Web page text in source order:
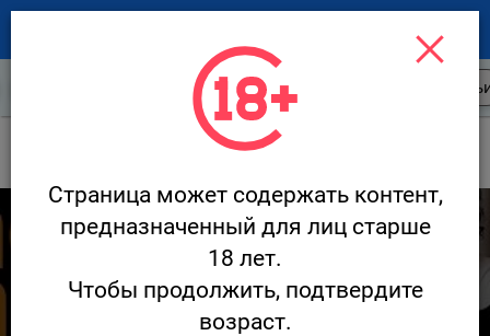
Новости ресторанов
Хвой / HVOY
Страница может содержать контент,
предназначенный для лиц старше
18 лет.
Чтобы продолжить, подтвердите
возраст.